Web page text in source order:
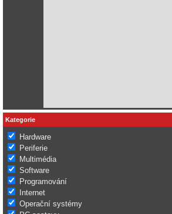
Kategorie
Hardware
Periferie
Multimédia
Software
Programování
Internet
Operační systémy